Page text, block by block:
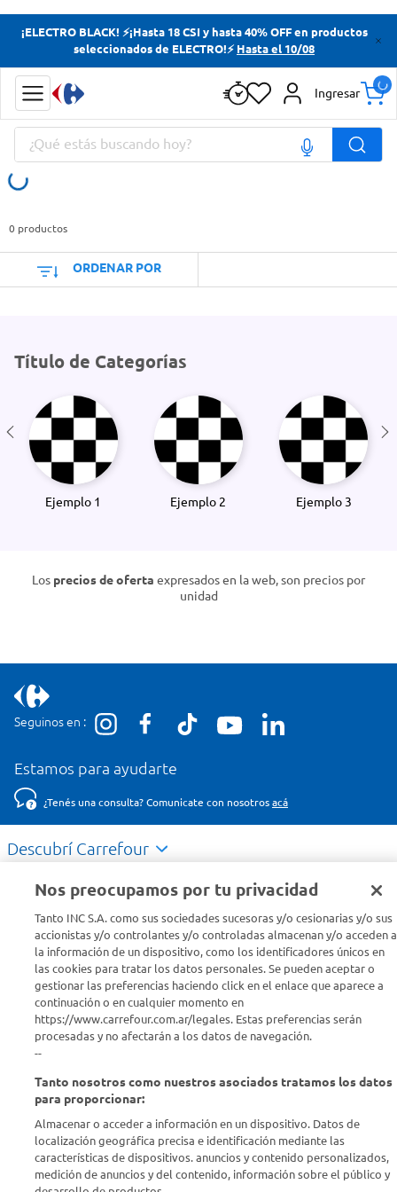
¡ELECTRO BLACK! ⚡¡Hasta 18 CSI y hasta 40% OFF en productos
seleccionados de ELECTRO!⚡ Hasta el 10/08
Ingresar
¿Qué estás buscando hoy?
0 productos
ORDENAR POR
Título de Categorías
Ejemplo 1 Ejemplo 2 Ejemplo 3
Los precios de oferta expresados en la web, son precios por
unidad
Seguinos en :
Estamos para ayudarte
¿Tenés una consulta? Comunicate con nosotros acá
Descubrí Carrefour
Conocenos
Info útil
Comprá Online
Enterate de nuestras ofertas
que nadie.
Provincia
ENVIAR
Nos preocupamos por tu privacidad
Tanto INC S.A. como sus sociedades sucesoras y/o cesionarias y/o sus
accionistas y/o controlantes y/o controladas almacenan y/o acceden a
la información de un dispositivo, como los identificadores únicos en
las cookies para tratar los datos personales. Se pueden aceptar o
gestionar las preferencias haciendo click en el enlace que aparece a
continuación o en cualquier momento en
https://www.carrefour.com.ar/legales. Estas preferencias serán
procesadas y no afectarán a los datos de navegación.
--
Tanto nosotros como nuestros asociados tratamos los datos
para proporcionar:
Almacenar o acceder a información en un dispositivo. Datos de
localización geográfica precisa e identificación mediante las
características de dispositivos. anuncios y contenido personalizados,
medición de anuncios y del contenido, información sobre el público y
Términos más buscados
Yerba
Cerveza
Doves
Términos más buscados
Cerveza
Doves
Papas Fritas